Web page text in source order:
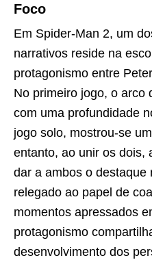
Foco
Em Spider-Man 2, um
narrativos reside na
protagonismo entre
No primeiro jogo, o arco
com uma profundidade
jogo solo, mostrou-se
entanto, ao unir os dois,
dar a ambos o destaque
relegado ao papel de
momentos apressados
protagonismo
desenvolvimento dos